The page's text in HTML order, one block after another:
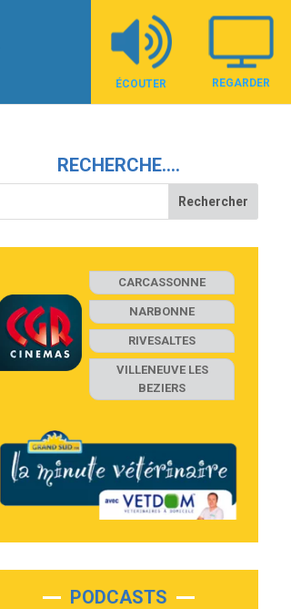
ÉCOUTER REGARDER
RECHERCHE….
CARCASSONNE
NARBONNE
RIVESALTES
VILLENEUVE LES
BEZIERS
PODCASTS